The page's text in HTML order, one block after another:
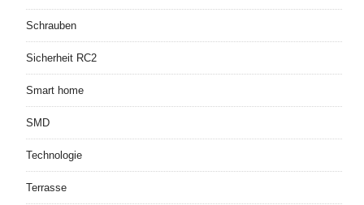
Schrauben
Sicherheit RC2
Smart home
SMD
Technologie
Terrasse